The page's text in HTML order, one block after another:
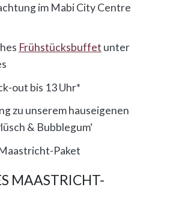
im Mabi City Centre
Frühstücksbuffet unter
out bis 13 Uhr*
zu unserem hauseigenen
& Bubblegum‘
Paket
MAASTRICHT-